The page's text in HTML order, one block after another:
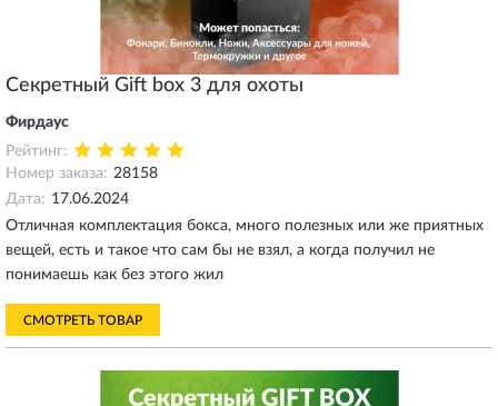
Секретный Gift box 3 для охоты
Фирдаус
Рейтинг:
Номер заказа: 28158
Дата: 17.06.2024
Отличная комплектация бокса, много полезных или же приятных
вещей, есть и такое что сам бы не взял, а когда получил не
понимаешь как без этого жил
СМОТРЕТЬ ТОВАР